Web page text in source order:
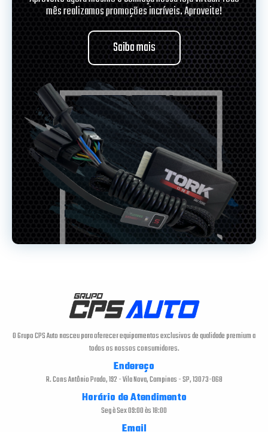
mês realizamos promoções incríveis. Aproveite!
Saiba mais
O Grupo CPS Auto nasceu para oferecer equipamentos exclusivos de qualidade premium a
todos os nossos consumidores.
Endereço
R. Cons Antônio Prado, 192 - Vila Nova, Campinas - SP, 13073-068
Horário de Atendimento
Seg à Sex 09:00 às 18:00
Email